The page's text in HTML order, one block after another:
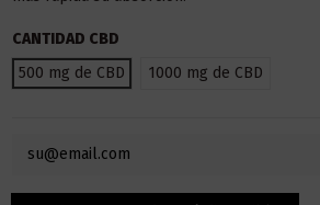
CANTIDAD CBD
500 mg de CBD
1000 mg de CBD